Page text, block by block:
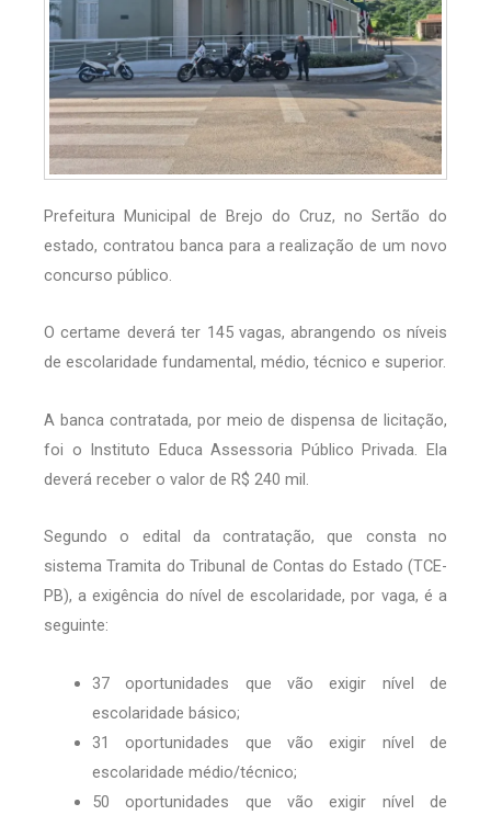
Prefeitura Municipal de Brejo do Cruz, no Sertão do
estado, contratou banca para a realização de um novo
concurso público.
O certame deverá ter 145 vagas, abrangendo os níveis
de escolaridade fundamental, médio, técnico e superior.
A banca contratada, por meio de dispensa de licitação,
foi o Instituto Educa Assessoria Público Privada. Ela
deverá receber o valor de R$ 240 mil.
Segundo o edital da contratação, que consta no
sistema Tramita do Tribunal de Contas do Estado (TCE-
PB), a exigência do nível de escolaridade, por vaga, é a
seguinte:
37 oportunidades que vão exigir nível de
escolaridade básico;
31 oportunidades que vão exigir nível de
escolaridade médio/técnico;
50 oportunidades que vão exigir nível de